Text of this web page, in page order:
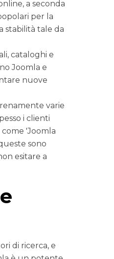
a seconda
per la
stabilità tale da
cataloghi e
Joomla e
nuove
varie
i clienti
come 'Joomla
sono
esitare a
di ricerca, e